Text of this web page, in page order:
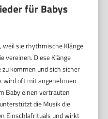
für Babys
weil sie rhythmische Klänge
vereinen. Diese Klänge
kommen und sich sicher
wird oft mit angenehmen
Baby einen vertrauten
die Musik die
Einschlafrituals und wirkt